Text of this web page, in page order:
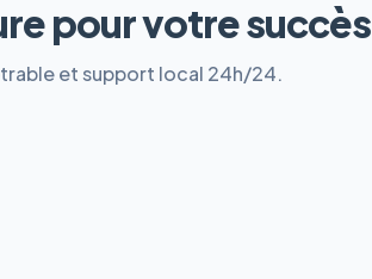
pour votre succès
et support local 24h/24.